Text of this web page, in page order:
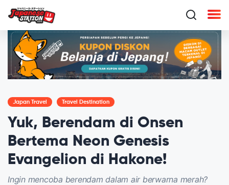
Japan Travel Travel Destination
Yuk, Berendam di Onsen
Bertema Neon Genesis
Evangelion di Hakone!
Ingin mencoba berendam dalam air berwarna merah?